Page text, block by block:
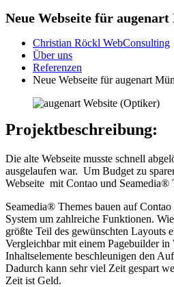
Neue Webseite für augenart
Christian Röckl WebConsulting
Über uns
Referenzen
Neue Webseite für augenart
Projektbeschreibung:
Die alte Webseite musste schnell
ausgelaufen war. Um Budget zu
Webseite mit Contao und Seamedia®
Seamedia® Themes bauen auf
System um zahlreiche Funktionen.
größte Teil des gewünschten Layouts
Vergleichbar mit einem Pagebuilder in
Inhaltselemente beschleunigen den
Dadurch kann sehr viel Zeit gespart
Zeit ist Geld.